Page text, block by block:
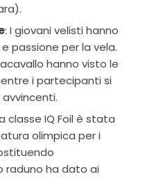
.
: I giovani velisti hanno
passione per la vela.
hanno visto le
i partecipanti si
classe IQ Foil è stata
olimpica per i
raduno ha dato ai